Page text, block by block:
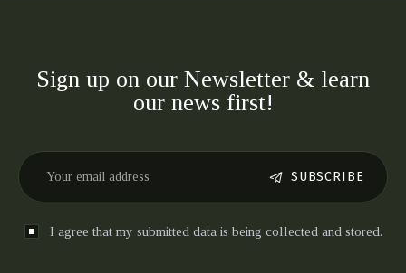
Sign up on our Newsletter & learn
our news first!
SUBSCRIBE
I agree that my submitted data is being collected and stored.